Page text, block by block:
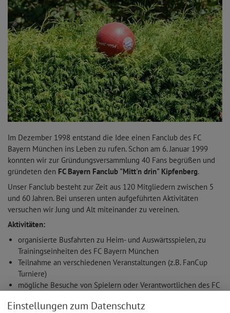
Im Dezember 1998 entstand die Idee einen Fanclub des FC
Bayern München ins Leben zu rufen. Schon am 6. Januar 1999
konnten wir zur Gründungsversammlung 40 Fans begrüßen und
gründeten den FC Bayern Fanclub "Mitt'n drin" Kipfenberg.
Unser Fanclub besteht zur Zeit aus 120 Mitgliedern zwischen 5
und 60 Jahren. Bei unseren unten aufgeführten Aktivitäten
versuchen wir Jung und Alt miteinander zu vereinen.
Aktivitäten:
organisierte Busfahrten zu Heim- und Auswärtsspielen, zu
Trainingseinheiten des FC Bayern München
Teilnahme an verschiedenen Veranstaltungen (z.B. FanCup
Turniere)
mögliche Besuche von Spielern oder Verantwortlichen des FC
Organisation eines Kleinfeld-Turniers, eines Weinfestes,
Einstellungen zum Datenschutz